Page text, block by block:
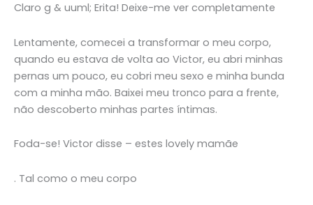
Claro g & uuml; Erita! Deixe-me ver completamente
Lentamente, comecei a transformar o meu corpo,
quando eu estava de volta ao Victor, eu abri minhas
pernas um pouco, eu cobri meu sexo e minha bunda
com a minha mão. Baixei meu tronco para a frente,
não descoberto minhas partes íntimas.
Foda-se! Victor disse – estes lovely mamãe
. Tal como o meu corpo